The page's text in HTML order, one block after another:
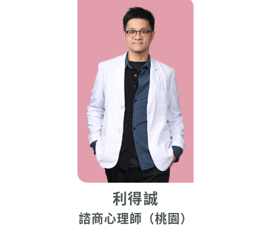
利得誠
諮商心理師（桃園）